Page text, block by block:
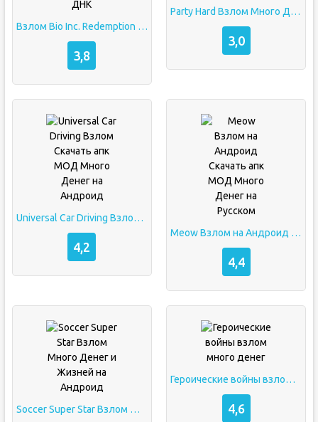
Взлом Bio Inc. Redemption на Андроид Много Денег и ДНК
3,8
Party Hard Взлом Много Денег на Андроид
3,0
Universal Car Driving Взлом Скачать апк МОД Много Денег на Андроид
4,2
Meow Взлом на Андроид Скачать апк МОД Много Денег на Русском
4,4
Soccer Super Star Взлом Много Денег и Жизней на Андроид
Героические войны взлом много денег
4,6